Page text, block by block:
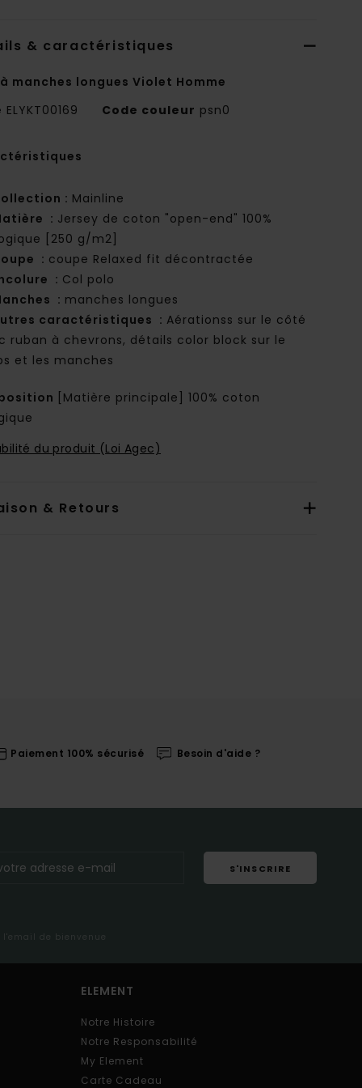
& caractéristiques
manches longues Violet Homme
ELYKT00169 Code couleur psn0
: Mainline
: Jersey de coton "open-end" 100%
[250 g/m2]
: coupe Relaxed fit décontractée
: Col polo
: manches longues
caractéristiques : Aérationss sur le côté
ruban à chevrons, détails color block sur le
et les manches
[Matière principale] 100% coton
du produit (Loi Agec)
& Retours
Paiement 100% sécurisé Besoin d'aide ?
S'INSCRIRE
de bienvenue
ELEMENT
Notre Histoire
Notre Responsabilité
My Element
Carte Cadeau